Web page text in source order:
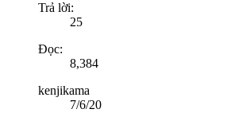
Trả lời:
25
Đọc:
8,384
kenjikama
7/6/20